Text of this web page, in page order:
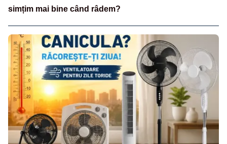
simțim mai bine când râdem?